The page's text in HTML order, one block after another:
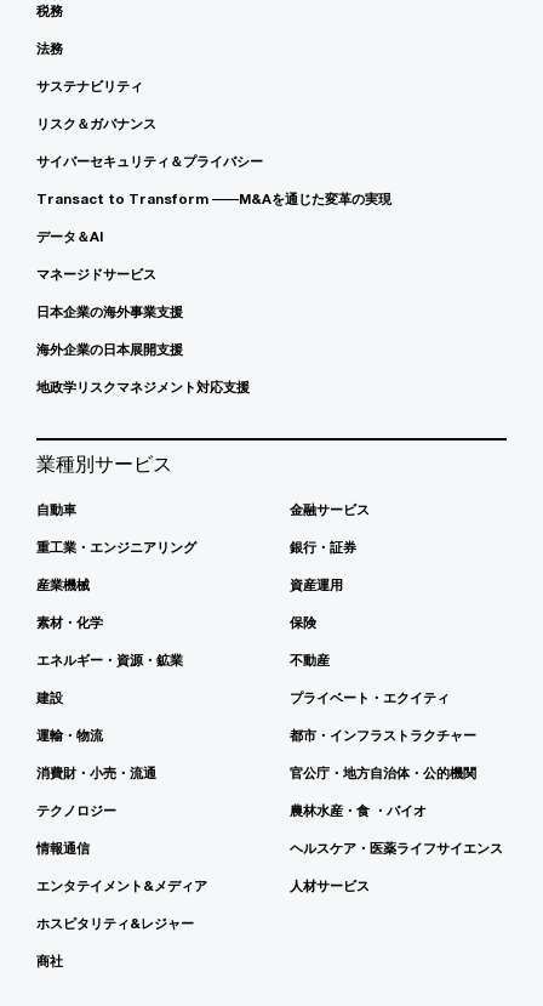
税務
法務
サステナビリティ
リスク＆ガバナンス
サイバーセキュリティ＆プライバシー
Transact to Transform ――M&Aを通じた変革の実現
データ＆AI
マネージドサービス
日本企業の海外事業支援
海外企業の日本展開支援
地政学リスクマネジメント対応支援
業種別サービス
自動車
重工業・エンジニアリング
産業機械
素材・化学
エネルギー・資源・鉱業
建設
運輸・物流
消費財・小売・流通
テクノロジー
情報通信
エンタテイメント&メディア
ホスピタリティ&レジャー
商社
金融サービス
銀行・証券
資産運用
保険
不動産
プライベート・エクイティ
都市・インフラストラクチャー
官公庁・地方自治体・公的機関
農林水産・食 ・バイオ
ヘルスケア・医薬ライフサイエンス
人材サービス